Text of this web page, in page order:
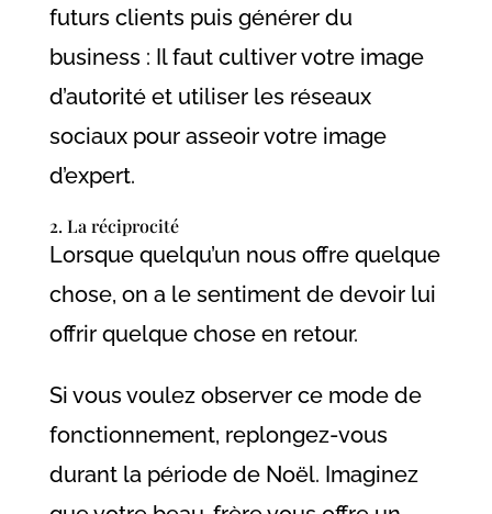
futurs clients puis générer du
business : Il faut cultiver votre image
d’autorité et utiliser les réseaux
sociaux pour asseoir votre image
d’expert.
2. La réciprocité
Lorsque quelqu’un nous offre quelque
chose, on a le sentiment de devoir lui
offrir quelque chose en retour.
Si vous voulez observer ce mode de
fonctionnement, replongez-vous
durant la période de Noël. Imaginez